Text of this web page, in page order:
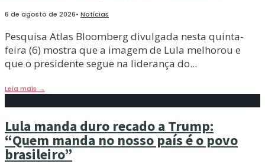
6 de agosto de 2026• Notícias
Pesquisa Atlas Bloomberg divulgada nesta quinta-
feira (6) mostra que a imagem de Lula melhorou e
que o presidente segue na liderança do...
Leia mais →
Lula manda duro recado a Trump:
“Quem manda no nosso país é o povo
brasileiro”